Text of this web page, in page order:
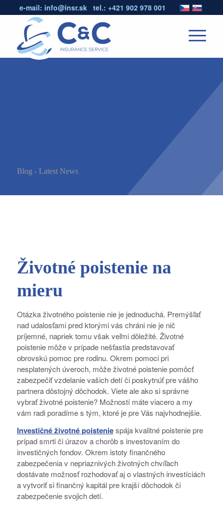
e-mail: info@insr.sktel.: +421 902 978 001
Blog - Latest News
Životné poistenie na
mieru
Otázka životného poistenie nie je jednoduchá. Premýšľať
nad udalosťami pred ktorými vás chráni nie je nič
príjemné, napriek tomu však veľmi dôležité. Životné
poistenie môže v prípade nešťastia predstavovať
obrovskú pomoc pre rodinu. Okrem pomoci pri
nesplatených úveroch, môže životné poistenie pomôcť
zabezpečiť vzdelanie vašich detí či poskytnúť pre vášho
partnera dôstojný dôchodok. Viete ale ako si správne
vybrať životné poistenie? Možností máte viacero a my
vám radi poradíme s tým, ktoré je pre Vás najvhodnejšie.
Investičné životné poisteniespája kvalitné poistenie pre
prípad smrti či úrazov a chorôb s investovaním do
investičných fondov. Okrem istoty finančného
zabezpečenia v nepriaznivých životných chvíľach
dostávate možnosť rozhodovať aj o vlastných investíciách
a vytvoriť si finančný kapitál pre krajší dôchodok či
zabezpečenie svojich detí.